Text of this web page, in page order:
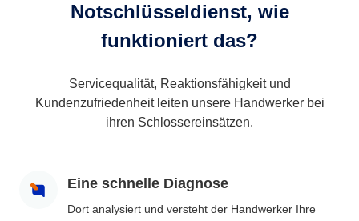
Notschlüsseldienst, wie
funktioniert das?
Servicequalität, Reaktionsfähigkeit und
Kundenzufriedenheit leiten unsere Handwerker bei
ihren Schlossereinsätzen.
Eine schnelle Diagnose
Dort analysiert und versteht der Handwerker Ihre